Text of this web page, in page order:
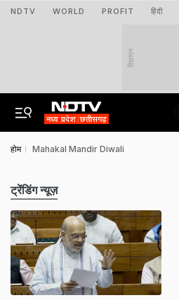
NDTV WORLD PROFIT हिंदी
विज्ञापन
होम Mahakal Mandir Diwali
ट्रेंडिंग न्यूज़